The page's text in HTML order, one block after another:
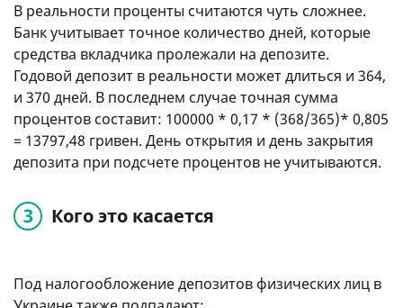
В реальности проценты считаются чуть сложнее.
Банк учитывает точное количество дней, которые
средства вкладчика пролежали на депозите.
Годовой депозит в реальности может длиться и 364,
и 370 дней. В последнем случае точная сумма
процентов составит: 100000 * 0,17 * (368/365)* 0,805
= 13797,48 гривен. День открытия и день закрытия
депозита при подсчете процентов не учитываются.
Кого это касается
Под налогообложение депозитов физических лиц в